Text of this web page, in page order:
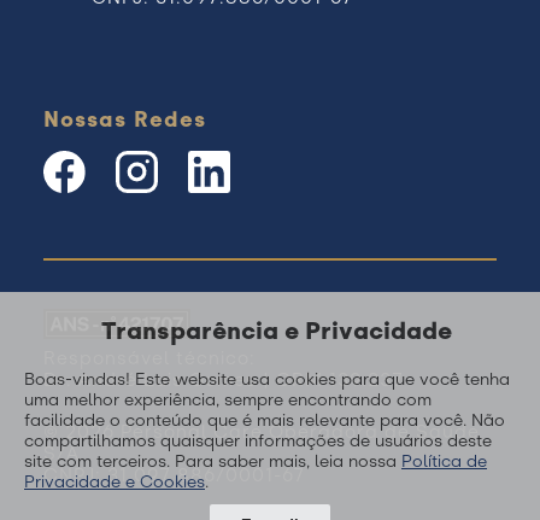
Transparência e Privacidade
Boas-vindas! Este website usa cookies para que você tenha
uma melhor experiência, sempre encontrando com
facilidade o conteúdo que é mais relevante para você. Não
compartilhamos quaisquer informações de usuários deste
site com terceiros. Para saber mais, leia nossa Política de
Privacidade e Cookies.
Nossas Redes
Dr. André Luis Gomes | CRM 139.237
© 2026 Personal Care Operadora de Saúde
S/A
CNPJ: 31.097.886/0001-67